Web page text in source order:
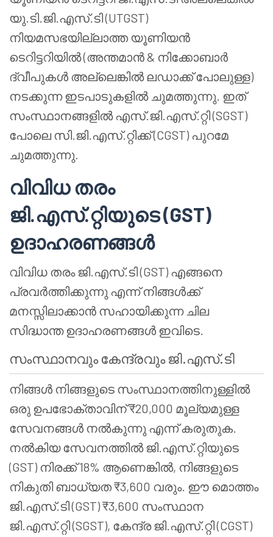
യു.ടി.ജി.എസ്.ടി (UTGST)
നിയമസഭയില്ലാത്ത യൂണിയൻ
ടെറിട്ടറിയിൽ (അന്തമാൻ & നിക്കോബാർ
ദ്വീപുകൾ അല്ലെങ്കിൽ ലഡാക്ക് പോലുള്ള)
നടക്കുന്ന ഇടപാടുകളിൽ ചുമത്തുന്നു. ഇത്
സംസ്ഥാനങ്ങളിൽ എസ്.ജി.എസ്.റ്റി (SGST)
പോലെ സി.ജി.എസ്.റ്റിക്ക് (CGST) പുറമേ
ചുമത്തുന്നു.
വിവിധ തരം
ജി.എസ്.റ്റിയുടെ (GST)
ഉദാഹരണങ്ങൾ
വിവിധ തരം ജി.എസ്.ടി (GST) എങ്ങനെ
പ്രവർത്തിക്കുന്നു എന്ന് നിങ്ങൾക്ക്
മനസ്സിലാക്കാൻ സഹായിക്കുന്ന ചില
സിദ്ധാന്ത ഉദാഹരണങ്ങൾ ഇവിടെ.
സംസ്ഥാനവും കേന്ദ്രവും ജി.എസ്.ടി
നിങ്ങൾ നിങ്ങളുടെ സംസ്ഥാനത്തിനുള്ളിൽ
ഒരു ഉപഭോക്താവിന് ₹20,000 മൂല്യമുള്ള
സേവനങ്ങൾ നൽകുന്നു എന്ന് കരുതുക.
നൽകിയ സേവനത്തിൽ ജി.എസ്.റ്റിയുടെ
(GST) നിരക്ക് 18% ആണെങ്കിൽ, നിങ്ങളുടെ
നികുതി ബാധ്യത ₹3,600 വരും. ഈ മൊത്തം
ജി.എസ്.ടി (GST) ₹3,600 സംസ്ഥാന
ജി.എസ്.റ്റി (SGST), കേന്ദ്ര ജി.എസ്.റ്റി (CGST)